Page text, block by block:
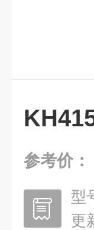
参考价：
型
更